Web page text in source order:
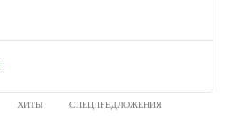
ХИТЫ СПЕЦПРЕДЛОЖЕНИЯ